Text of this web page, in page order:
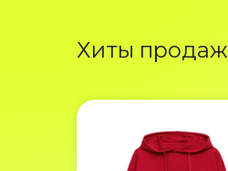
Хиты продаж